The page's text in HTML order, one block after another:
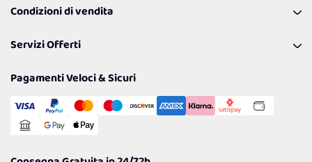
Lavora con noi
Politiche per la parità di genere
Richiamami
Resi
Condizioni di vendita
Spedizioni
Cookie Policy
Gestisci Cookie
Servizi Offerti
Reso Facile e Veloce
Pagamenti Veloci & Sicuri